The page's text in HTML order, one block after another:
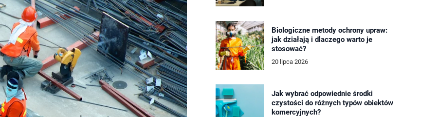
Biologiczne metody ochrony upraw:
jak działają i dlaczego warto je
stosować?
20 lipca 2026
Jak wybrać odpowiednie środki
czystości do różnych typów obiektów
komercyjnych?